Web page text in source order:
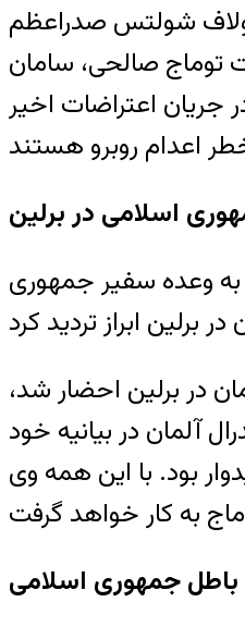
شولتس صدراعظم
توماج صالحی، سامان
اعتراضات اخیر
اسلامی در برلین
وعده سفیر جمهوری
در برلین احضار شد،
آلمان در بیانیه خود
بود. با این همه وی
باطل جمهوری اسلامی